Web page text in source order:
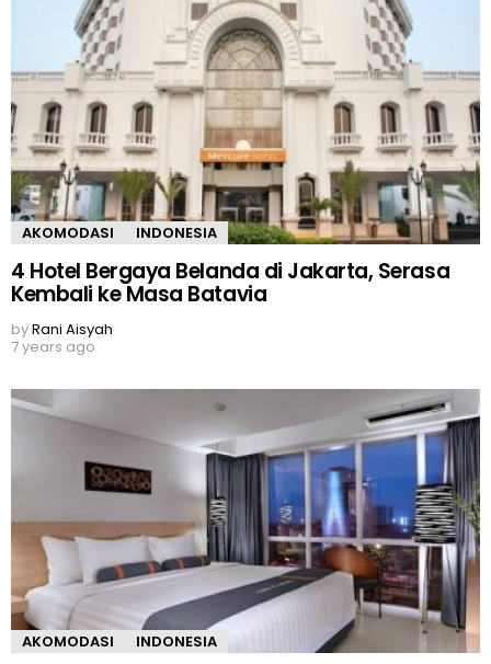
AKOMODASI INDONESIA
4 Hotel Bergaya Belanda di Jakarta, Serasa
Kembali ke Masa Batavia
byRani Aisyah
7 years ago
AKOMODASI INDONESIA